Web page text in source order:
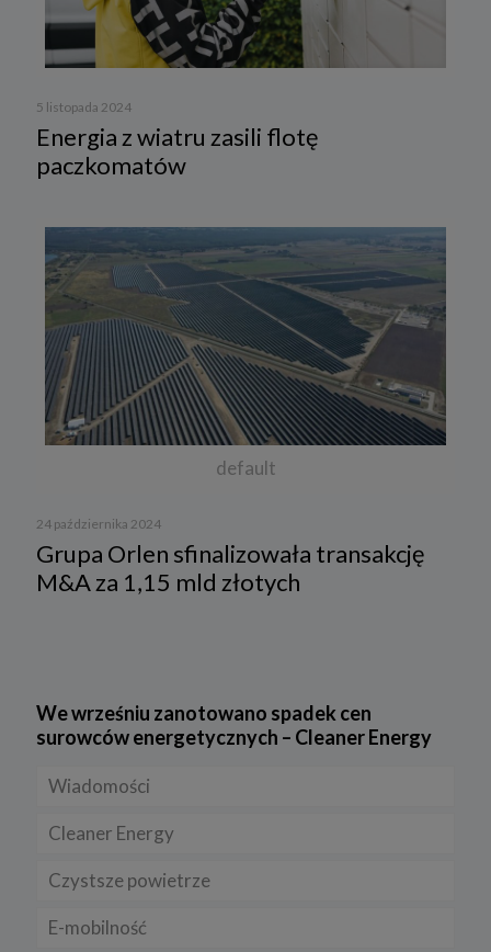
5 listopada 2024
Energia z wiatru zasili flotę
paczkomatów
default
24 października 2024
Grupa Orlen sfinalizowała transakcję
M&A za 1,15 mld złotych
We wrześniu zanotowano spadek cen
surowców energetycznych – Cleaner Energy
Wiadomości
Firmy
Prawo
Rynek/Gospodarka
Cleaner Energy
Dla domu
Dla firmy
Czystsze powietrze
E-mobilność